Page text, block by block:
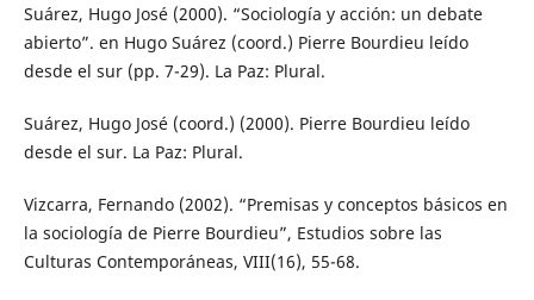
Suárez, Hugo José (2000). “Sociología y acción: un debate
abierto”. en Hugo Suárez (coord.) Pierre Bourdieu leído
desde el sur (pp. 7-29). La Paz: Plural.
Suárez, Hugo José (coord.) (2000). Pierre Bourdieu leído
desde el sur. La Paz: Plural.
Vizcarra, Fernando (2002). “Premisas y conceptos básicos en
la sociología de Pierre Bourdieu”, Estudios sobre las
Culturas Contemporáneas, VIII(16), 55-68.